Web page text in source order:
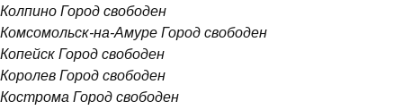
Колпино Город свободен
Комсомольск-на-Амуре Город свободен
Копейск Город свободен
Королев Город свободен
Кострома Город свободен